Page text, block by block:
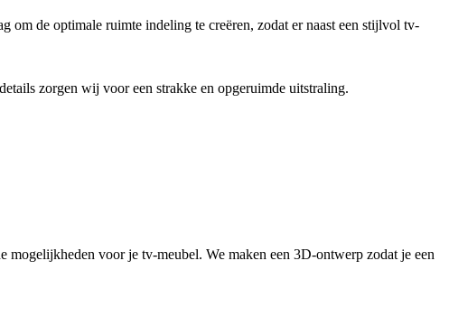
om de optimale ruimte indeling te creëren, zodat er naast een stijlvol tv-
zorgen wij voor een strakke en opgeruimde uitstraling.
voor je tv-meubel. We maken een 3D-ontwerp zodat je een